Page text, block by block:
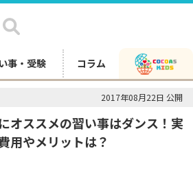
事・受験 コラム
2017年08月22日 公開
オススメの習い事はダンス！実
用やメリットは？